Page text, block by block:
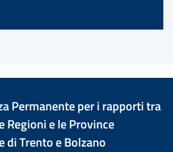
Permanente per i rapporti tra
Regioni e le Province
di Trento e Bolzano